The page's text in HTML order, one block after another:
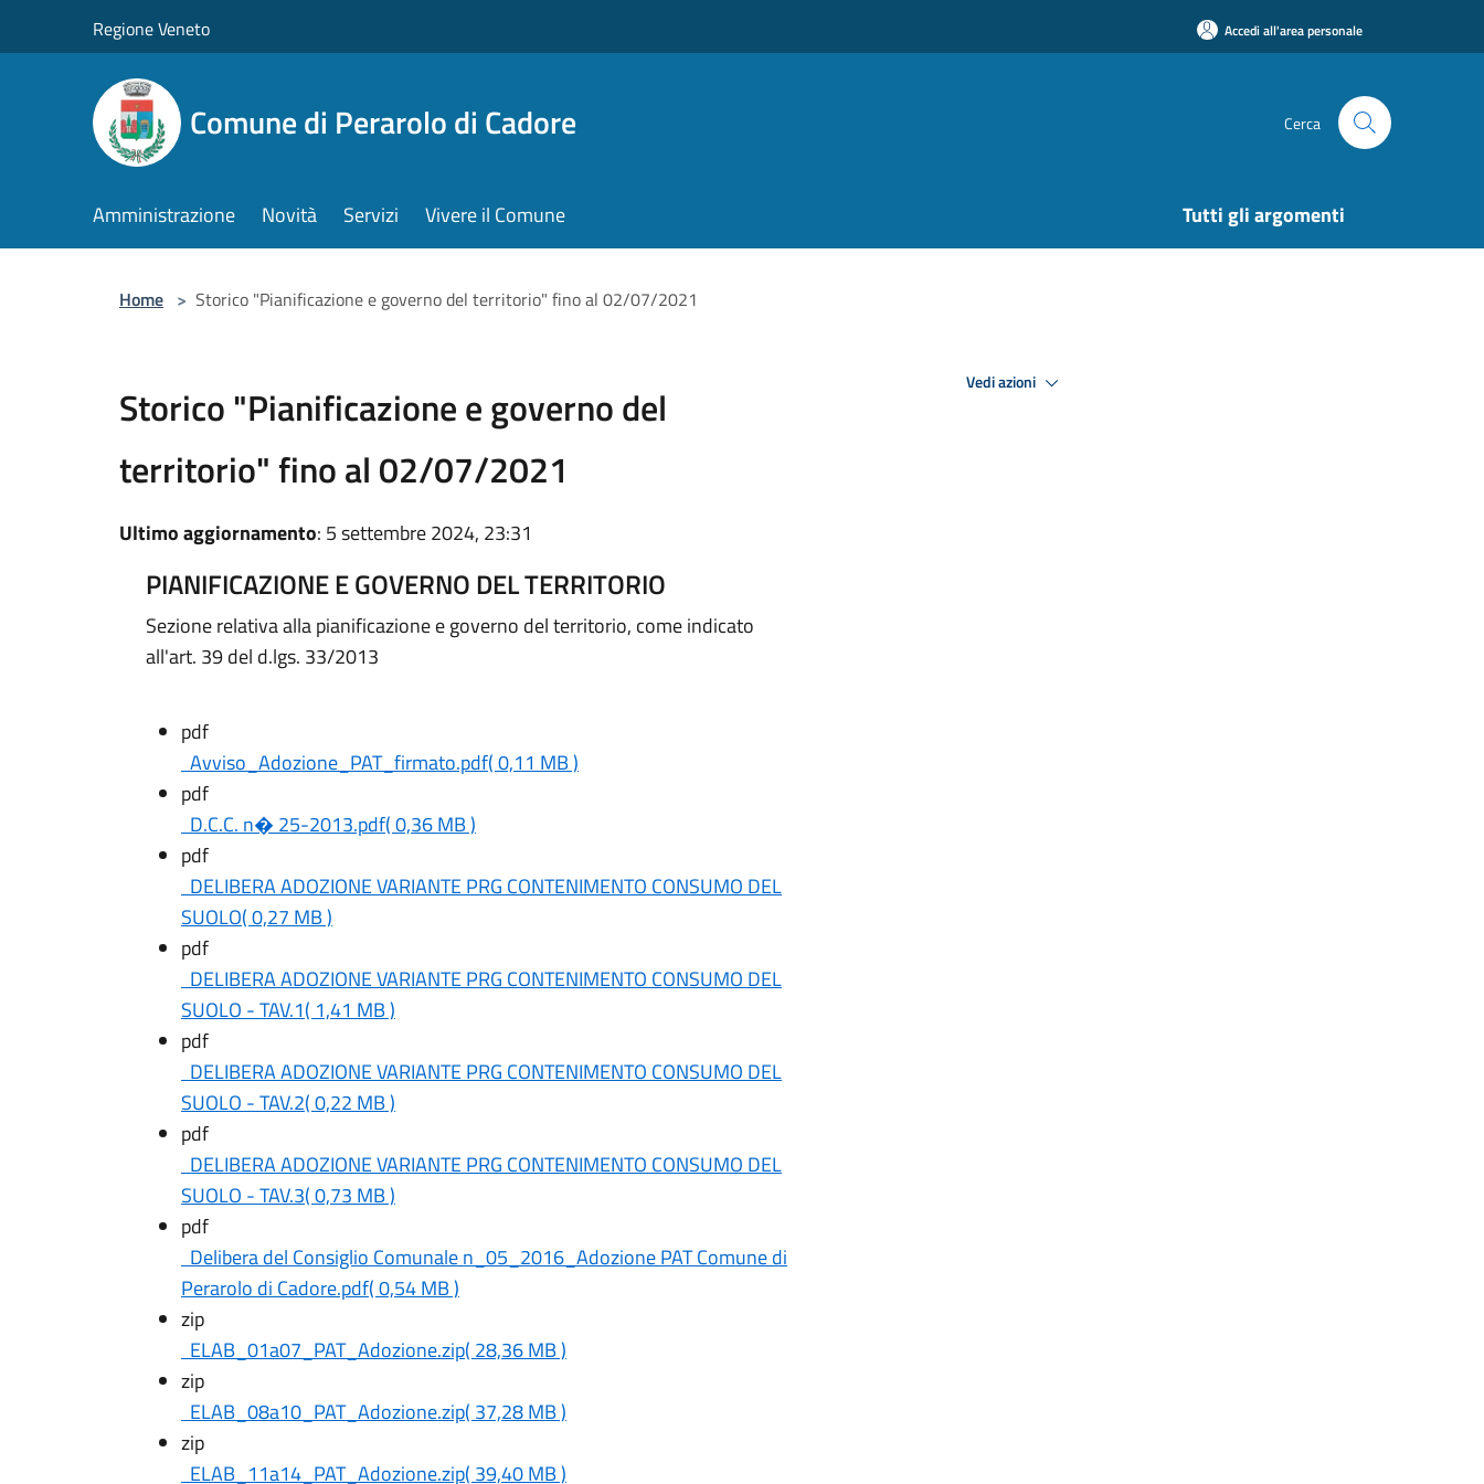
Regione Veneto Accedi all'area personale
Comune di Perarolo di Cadore Cerca
Amministrazione Novità Servizi Vivere il Comune Tutti gli argomenti
Home > Storico "Pianificazione e governo del territorio" fino al 02/07/2021
Storico "Pianificazione e governo del
territorio" fino al 02/07/2021
Ultimo aggiornamento: 5 settembre 2024, 23:31
PIANIFICAZIONE E GOVERNO DEL TERRITORIO
Sezione relativa alla pianificazione e governo del territorio, come indicato
all'art. 39 del d.lgs. 33/2013
pdf
Avviso_Adozione_PAT_firmato.pdf( 0,11 MB )
pdf
D.C.C. n� 25-2013.pdf( 0,36 MB )
pdf
DELIBERA ADOZIONE VARIANTE PRG CONTENIMENTO CONSUMO DEL
SUOLO( 0,27 MB )
pdf
DELIBERA ADOZIONE VARIANTE PRG CONTENIMENTO CONSUMO DEL
SUOLO - TAV.1( 1,41 MB )
pdf
DELIBERA ADOZIONE VARIANTE PRG CONTENIMENTO CONSUMO DEL
SUOLO - TAV.2( 0,22 MB )
pdf
DELIBERA ADOZIONE VARIANTE PRG CONTENIMENTO CONSUMO DEL
SUOLO - TAV.3( 0,73 MB )
pdf
Delibera del Consiglio Comunale n_05_2016_Adozione PAT Comune di
Perarolo di Cadore.pdf( 0,54 MB )
zip
ELAB_01a07_PAT_Adozione.zip( 28,36 MB )
zip
ELAB_08a10_PAT_Adozione.zip( 37,28 MB )
zip
ELAB_11a14_PAT_Adozione.zip( 39,40 MB )
Vedi azioni